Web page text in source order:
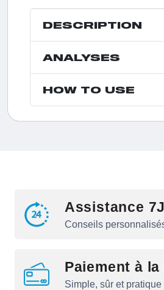
DESCRIPTION
ANALYSES
HOW TO USE
Assistance
Conseils
Paiement à
Simple, sûr et pratique